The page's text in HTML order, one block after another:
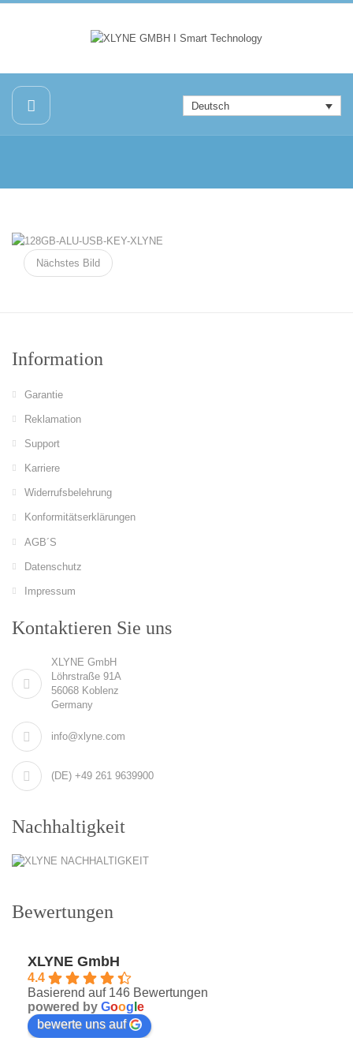
Deutsch
Nächstes Bild
Information
Garantie
Reklamation
Support
Karriere
Widerrufsbelehrung
Konformitätserklärungen
AGB´S
Datenschutz
Impressum
Kontaktieren Sie uns
XLYNE GmbH
Löhrstraße 91A
56068 Koblenz
Germany
info@xlyne.com
(DE) +49 261 9639900
Nachhaltigkeit
Bewertungen
XLYNE GmbH
4.4
Basierend auf 146 Bewertungen
powered by Goog e
bewerte uns auf